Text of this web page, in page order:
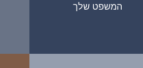
המשפט שלך